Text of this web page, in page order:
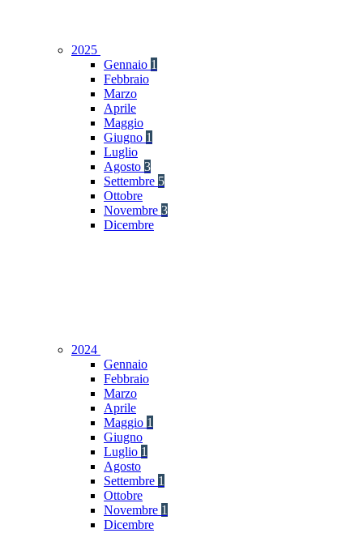
2025
Gennaio 1
Febbraio
Marzo
Aprile
Maggio
Giugno 1
Luglio
Agosto 3
Settembre 5
Ottobre
Novembre 3
Dicembre
2024
Gennaio
Febbraio
Marzo
Aprile
Maggio 1
Giugno
Luglio 1
Agosto
Settembre 1
Ottobre
Novembre 1
Dicembre